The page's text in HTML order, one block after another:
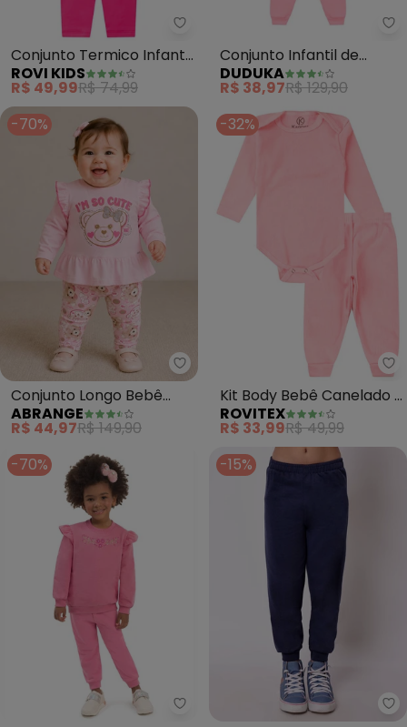
Rovi Kids - Conjunto Termico
Conjunto Termico Infantil
Segunda Pele (Rosa)
ROVI KIDS
R$ 49,99R$ 74,99
Conjunto Infantil de
Inverno (Rosa)
DUDUKA
R$ 38,97R$ 129,90
-70%
Abrange - Conjunto Longo
Conjunto Longo Bebê
Menina Ursa (Rosa)
ABRANGE
R$ 44,97R$ 149,90
-32%
Kit Body Bebê Canelado 2
Peças (Rosa)
ROVITEX
R$ 33,99R$ 49,99
-70%
Duduka - Conjunto Infantil
-15%